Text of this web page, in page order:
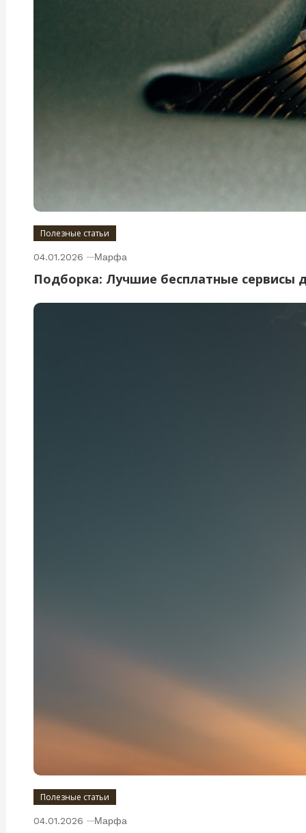
Полезные статьи
04.01.2026 Марфа
Подборка: Лучшие бесплатные сервисы
Полезные статьи
04.01.2026 Марфа